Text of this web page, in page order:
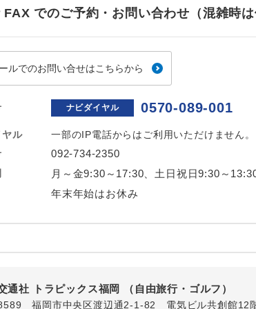
FAX でのご予約・お問い合わせ（混雑時
ルでのお問い合せはこちらから
ナビダイヤル 0570-089-001
ヤル
一部のIP電話からはご利用いただけません。
092-734-2350
月～金9:30～17:30、土日祝日9:30～
年末年始はお休み
通社 トラピックス福岡 （自由旅行・ゴルフ）
福岡市中央区渡辺通2-1-82 電気ビル共創館12
ホテル指定 ご紹介
おひとり様バス2席利用 おひと